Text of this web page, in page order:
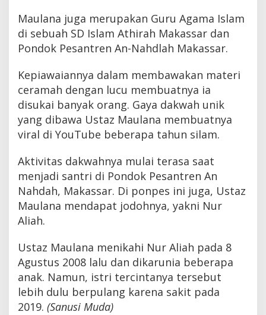
Maulana juga merupakan Guru Agama Islam
di sebuah SD Islam Athirah Makassar dan
Pondok Pesantren An-Nahdlah Makassar.
Kepiawaiannya dalam membawakan materi
ceramah dengan lucu membuatnya ia
disukai banyak orang. Gaya dakwah unik
yang dibawa Ustaz Maulana membuatnya
viral di YouTube beberapa tahun silam.
Aktivitas dakwahnya mulai terasa saat
menjadi santri di Pondok Pesantren An
Nahdah, Makassar. Di ponpes ini juga, Ustaz
Maulana mendapat jodohnya, yakni Nur
Aliah.
Ustaz Maulana menikahi Nur Aliah pada 8
Agustus 2008 lalu dan dikarunia beberapa
anak. Namun, istri tercintanya tersebut
lebih dulu berpulang karena sakit pada
2019. (Sanusi Muda)